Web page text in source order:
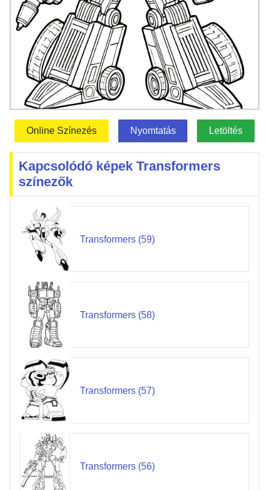
Online Színezés Nyomtatás Letöltés
Kapcsolódó képek Transformers
színezők
Transformers (59)
Transformers (58)
Transformers (57)
Transformers (56)